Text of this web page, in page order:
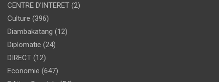
CENTRE D'INTERET (2)
Culture (396)
Diambakatang (12)
Diplomatie (24)
DIRECT (12)
Economie (647)